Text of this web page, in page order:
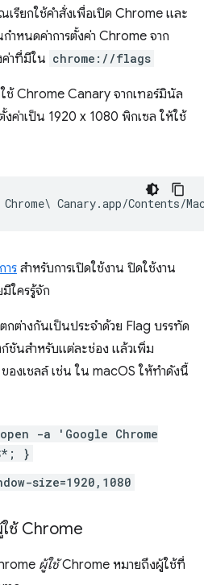
รียกใช้คำสั่งเพื่อเปิด Chrome และ
ำหนดค่าการตั้งค่า Chrome จาก
ค่าที่มีใน chrome://flags
ใช้ Chrome Canary จากเทอร์มินัล
งค่าเป็น 1920 x 1080 พิกเซล ให้ใช้
าร สำหรับการเปิดใช้งาน ปิดใช้งาน
ใครรู้จัก
ต่างกันเป็นประจำด้วย Flag บรรทัด
ชันสำหรับแต่ละช่อง แล้วเพิ่ม
องเชลล์ เช่น ใน macOS ให้ทำดังนี้
-a 'Google Chrome
}
size=1920,1080
ช้ Chrome
ผู้ใช้Chrome หมายถึงผู้ใช้ที่